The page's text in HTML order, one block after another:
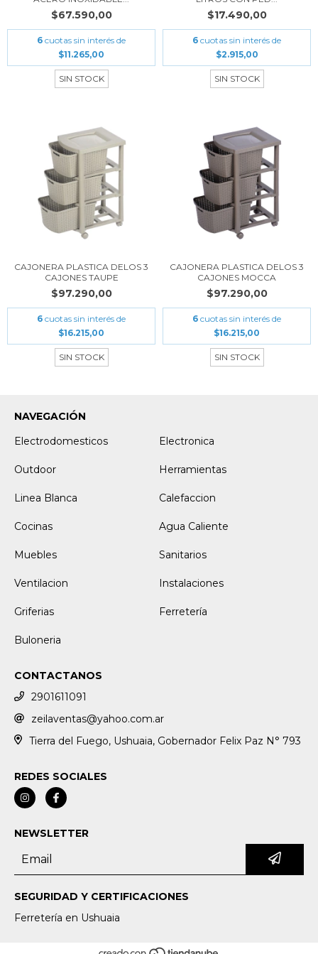
$67.590,00
6 cuotas sin interés de
$11.265,00
SIN STOCK
$17.490,00
6 cuotas sin interés de
$2.915,00
SIN STOCK
CAJONERA PLASTICA DELOS 3
CAJONES TAUPE
$97.290,00
6 cuotas sin interés de
$16.215,00
SIN STOCK
CAJONERA PLASTICA DELOS 3
CAJONES MOCCA
$97.290,00
6 cuotas sin interés de
$16.215,00
SIN STOCK
NAVEGACIÓN
Electrodomesticos
Electronica
Outdoor Herramientas
Linea Blanca Calefaccion
Cocinas Agua Caliente
Muebles Sanitarios
Ventilacion Instalaciones
Griferias Ferretería
Buloneria
CONTACTANOS
2901611091
zeilaventas@yahoo.com.ar
Tierra del Fuego, Ushuaia, Gobernador Felix Paz N° 793
REDES SOCIALES
NEWSLETTER
SEGURIDAD Y CERTIFICACIONES
Ferretería en Ushuaia